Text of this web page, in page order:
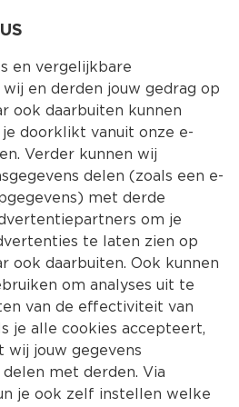
Kies jouw
een ticket voor
Hole met Unox!
Unox knaks maak je kans
en vergelijkbare
en derden jouw gedrag op
ook daarbuiten kunnen
doorklikt vanuit onze e-
Verder kunnen wij
delen (zoals een e-
met derde
om je
te laten zien op
ook daarbuiten. Ook kunnen
om analyses uit te
van de effectiviteit van
je alle cookies accepteert,
wij jouw gegevens
met derden. Via
je ook zelf instellen welke